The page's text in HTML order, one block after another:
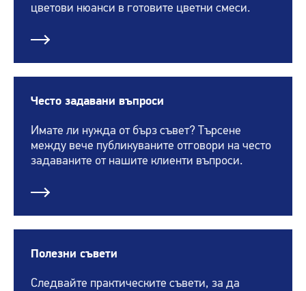
цветови нюанси в готовите цветни смеси.
Често задавани въпроси
Имате ли нужда от бърз съвет? Търсене
между вече публикуваните отговори на често
задаваните от нашите клиенти въпроси.
Полезни съвети
Следвайте практическите съвети, за да